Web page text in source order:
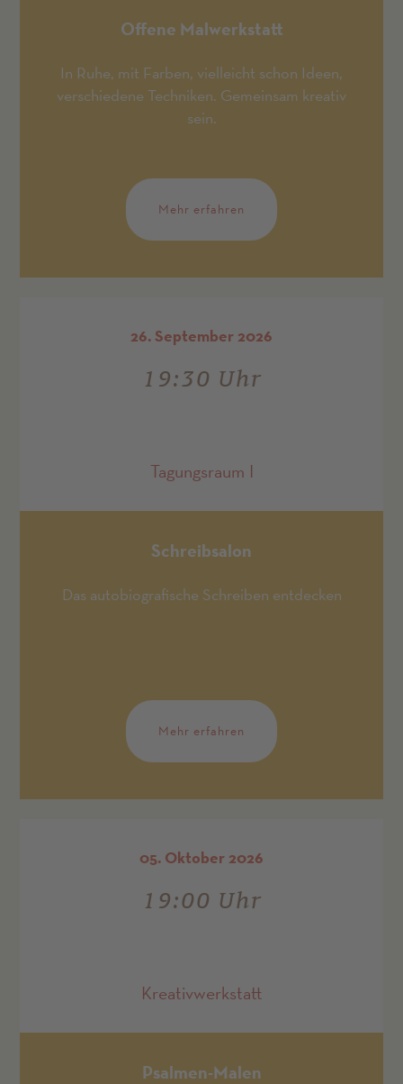
Offene Malwerkstatt
In Ruhe, mit Farben, vielleicht schon Ideen,
verschiedene Techniken. Gemeinsam kreativ
sein.
Mehr erfahren
26. September 2026
19:30 Uhr
Tagungsraum I
Schreibsalon
Das autobiografische Schreiben entdecken
Mehr erfahren
05. Oktober 2026
19:00 Uhr
Kreativwerkstatt
Psalmen-Malen